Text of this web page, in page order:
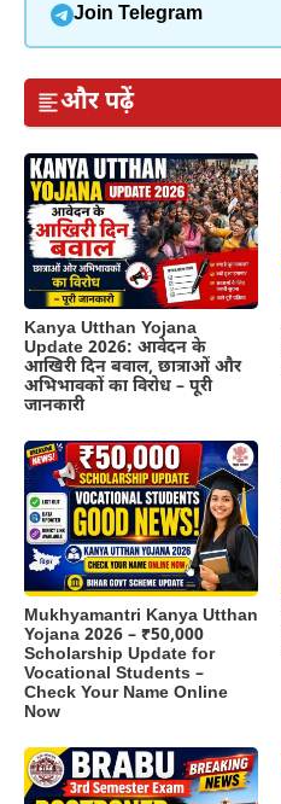
Join Telegram
और पढ़ें
Kanya Utthan Yojana
Update 2026: आवेदन के
आखिरी दिन बवाल, छात्राओं और
अभिभावकों का विरोध – पूरी
जानकारी
Mukhyamantri Kanya Utthan
Yojana 2026 – ₹50,000
Scholarship Update for
Vocational Students –
Check Your Name Online
Now